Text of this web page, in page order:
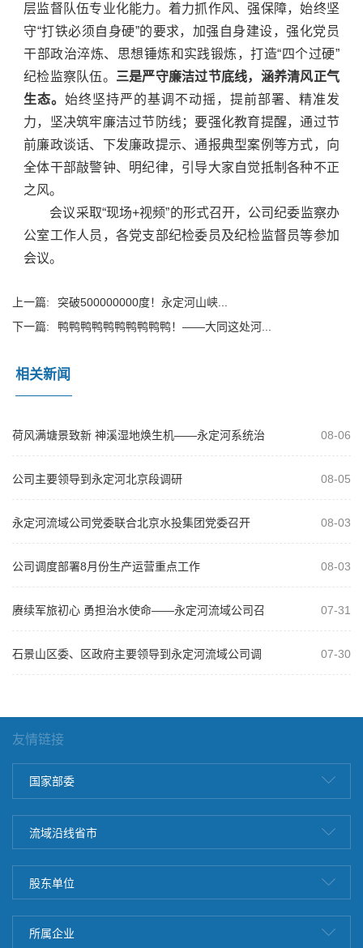
层监督队伍专业化能力。着力抓作风、强保障，始终坚
守“打铁必须自身硬”的要求，加强自身建设，强化党员
干部政治淬炼、思想锤炼和实践锻炼，打造“四个过硬”
纪检监察队伍。 三是严守廉洁过节底线，涵养清风正气
生态。始终坚持严的基调不动摇，提前部署、精准发
力，坚决筑牢廉洁过节防线；要强化教育提醒，通过节
前廉政谈话、下发廉政提示、通报典型案例等方式，向
全体干部敲警钟、明纪律，引导大家自觉抵制各种不正
之风。
会议采取“现场+视频”的形式召开，公司纪委监察办
公室工作人员，各党支部纪检委员及纪检监督员等参加
会议。
上一篇:
突破500000000度！永定河山峡...
下一篇:
鸭鸭鸭鸭鸭鸭鸭鸭鸭鸭！——大同这处河...
相关新闻
荷风满塘景致新 神溪湿地焕生机——永定河系统治
08-06
公司主要领导到永定河北京段调研 08-05
永定河流域公司党委联合北京水投集团党委召开
08-03
公司调度部署8月份生产运营重点工作 08-03
赓续军旅初心 勇担治水使命——永定河流域公司召
07-31
石景山区委、区政府主要领导到永定河流域公司调
07-30
友情链接
国家部委
流域沿线省市
股东单位
所属企业